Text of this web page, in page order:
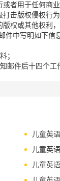
者用于任何商业
击版权侵权行为
权或其他权利
中写明如下信息
；
邮件后十四个工
儿童英
儿童英
儿童英